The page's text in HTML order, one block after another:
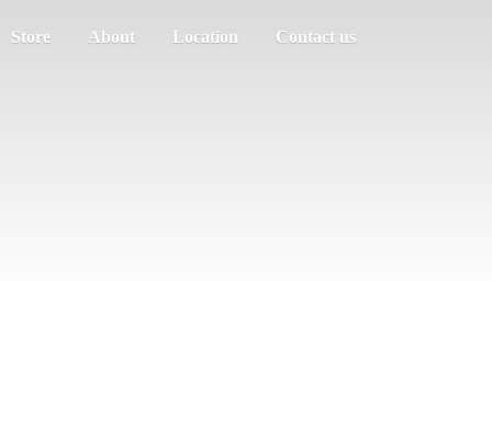
Store About Location Contact us